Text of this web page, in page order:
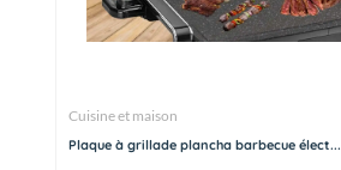
Cuisine et maison
Plaque à grillade plancha barbecue élect...